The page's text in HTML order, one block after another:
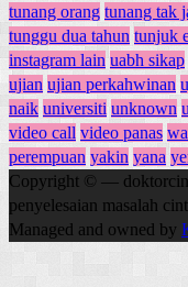
tunang orang tunang tak
tunggu dua tahun tunjuk
instagram lain uabh sikap
ujian ujian perkahwinan
naik universiti unknown
video call video panas
perempuan yakin yana
Copyright © —
penyelesaian masalah
Managed and owned by